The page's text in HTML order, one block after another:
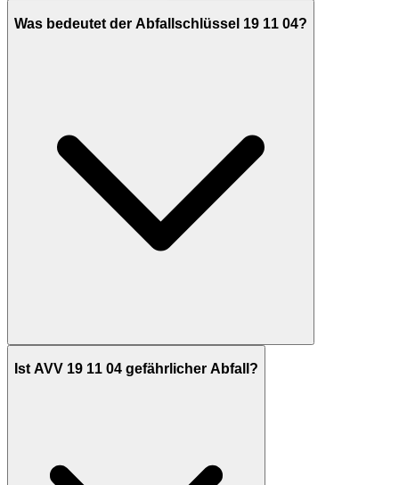
Was bedeutet der Abfallschlüssel 19 11 04?
Ist AVV 19 11 04 gefährlicher Abfall?